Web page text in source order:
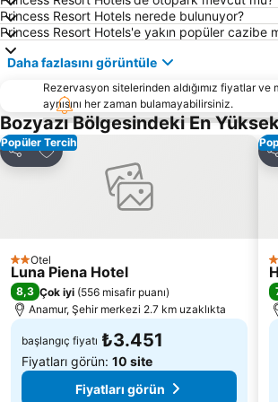
Princess Resort Hotels nerede bulunuyor?
Princess Resort Hotels'e yakın popüler cazibe
Daha fazlasını görüntüle
Rezervasyon sitelerinden aldığımız fiyatlar
aynısını her zaman bulamayabilirsiniz.
Bozyazı Bölgesindeki En
Popüler Tercih
Paylaş
Favorilerime ekle
2 Yıldız
Otel
Luna Piena Hotel
8,3 Çok iyi (556 misafir puanı)
Anamur, Şehir merkezi 2.7 km uzaklıkta
başlangıç fiyatı ₺3.451
Fiyatları görün: 10 site
Fiyatları görün